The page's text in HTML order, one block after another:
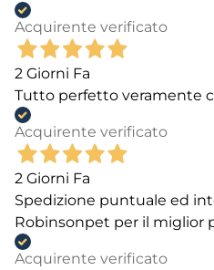
Acquirente verificato
2 Giorni Fa
Tutto perfetto veramente
Acquirente verificato
2 Giorni Fa
Spedizione puntuale ed
Robinsonpet per il miglior
Acquirente verificato